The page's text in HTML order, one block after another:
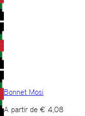
Bonnet Mosi
A partir de € 4,08